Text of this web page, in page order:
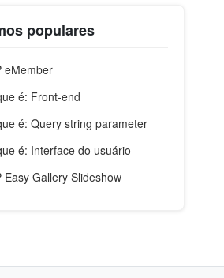
populares
eMember
é: Front-end
é: Query string parameter
é: Interface do usuário
Easy Gallery Slideshow